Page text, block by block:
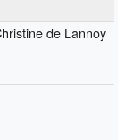
de Lannoy